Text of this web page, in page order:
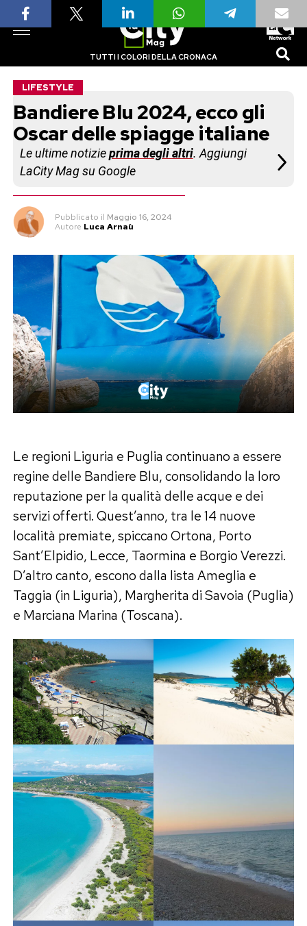
TUTTI I COLORI DELLA CRONACA
LIFESTYLE
Bandiere Blu 2024, ecco gli
Oscar delle spiagge italiane
Le ultime notizieprima degli altri. Aggiungi
LaCity Mag su Google
Pubblicato il Maggio 16, 2024
Autore Luca Arnaù
Le regioni Liguria e Puglia continuano a essere
regine delle Bandiere Blu, consolidando la loro
reputazione per la qualità delle acque e dei
servizi offerti. Quest’anno, tra le 14 nuove
località premiate, spiccano Ortona, Porto
Sant’Elpidio, Lecce, Taormina e Borgio Verezzi.
D’altro canto, escono dalla lista Ameglia e
Taggia (in Liguria), Margherita di Savoia (Puglia)
e Marciana Marina (Toscana).